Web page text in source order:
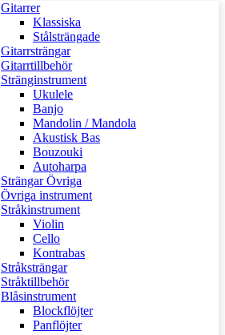
Gitarrer
Klassiska
Stålsträngade
Gitarrsträngar
Gitarrtillbehör
Stränginstrument
Ukulele
Banjo
Mandolin / Mandola
Akustisk Bas
Bouzouki
Autoharpa
Strängar Övriga
Övriga instrument
Stråkinstrument
Violin
Cello
Kontrabas
Stråksträngar
Stråktillbehör
Blåsinstrument
Blockflöjter
Panflöjter